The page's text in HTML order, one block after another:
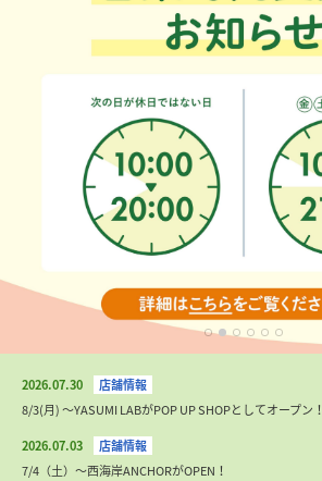
2026.07.30
8/3(月) 〜YASUMI LABがPOP UP SHOPとしてオープン！
2026.07.03
7/4（土）〜西海岸ANCHORがOPEN！